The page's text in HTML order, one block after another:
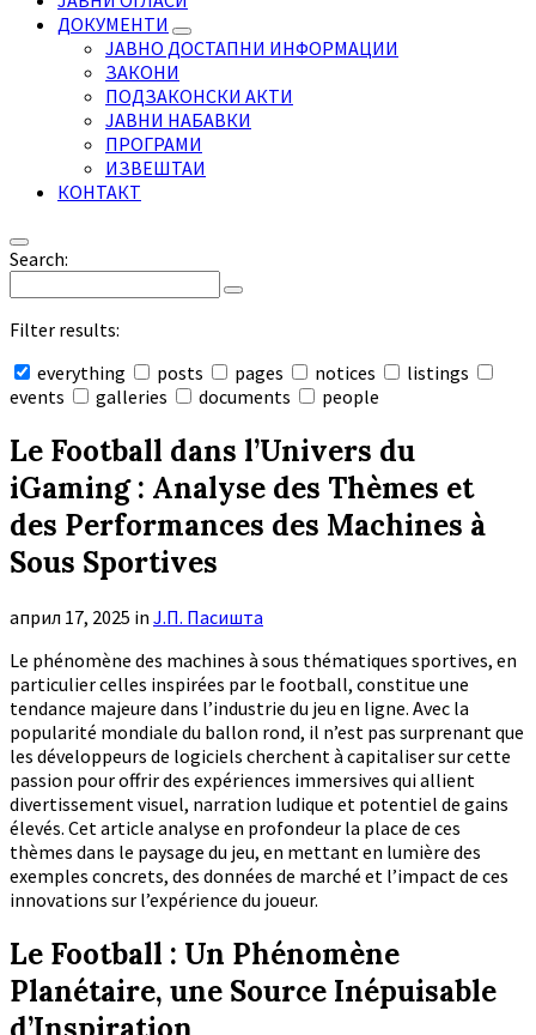
ДОКУМЕНТИ
ЈАВНО ДОСТАПНИ ИНФОРМАЦИИ
ЗАКОНИ
ПОДЗАКОНСКИ АКТИ
ЈАВНИ НАБАВКИ
ПРОГРАМИ
ИЗВЕШТАИ
КОНТАКТ
Search:
Filter results:
everything
posts pages notices
listings
events
galleries documents people
search
Le Football dans l’Univers du
iGaming : Analyse des Thèmes et
des Performances des Machines à
Sous Sportives
април 17, 2025 in Ј.П. Пасишта
Le phénomène des machines à sous thématiques sportives, en
particulier celles inspirées par le football, constitue une
tendance majeure dans l’industrie du jeu en ligne. Avec la
popularité mondiale du ballon rond, il n’est pas surprenant que
les développeurs de logiciels cherchent à capitaliser sur cette
passion pour offrir des expériences immersives qui allient
divertissement visuel, narration ludique et potentiel de gains
élevés. Cet article analyse en profondeur la place de ces
thèmes dans le paysage du jeu, en mettant en lumière des
exemples concrets, des données de marché et l’impact de ces
innovations sur l’expérience du joueur.
Le Football : Un Phénomène
Planétaire, une Source Inépuisable